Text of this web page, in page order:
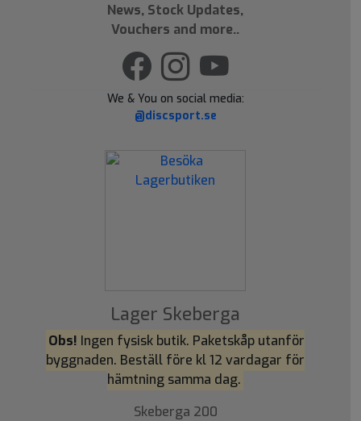
News, Stock Updates,
Vouchers and more..
We & You on social media:
@discsport.se
Lager Skeberga
Obs! Ingen fysisk butik. Paketskåp utanför
byggnaden. Beställ före kl 12 vardagar för
hämtning samma dag.
Skeberga 200